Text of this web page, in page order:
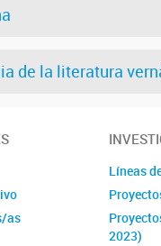
de la literatura
as
Líneas
2023)